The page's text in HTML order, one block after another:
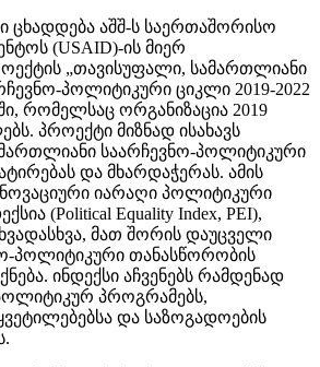
ცხადდება აშშ-ს საერთაშორისო
(USAID)-ის მიერ
„თავისუფალი, სამართლიანი
პოლიტიკური ციკლი 2019-2022
რომელსაც ორგანიზაცია 2019
პროექტი მიზნად ისახავს
საარჩევნო-პოლიტიკური
და მხარდაჭერას. ამის
იარაღი პოლიტიკური
(Political Equality Index, PEI),
მათ შორის დაუცველი
პოლიტიკური თანასწორობის
ინდექსი აჩვენებს რამდენად
პროგრამებს,
და საზოგადოების